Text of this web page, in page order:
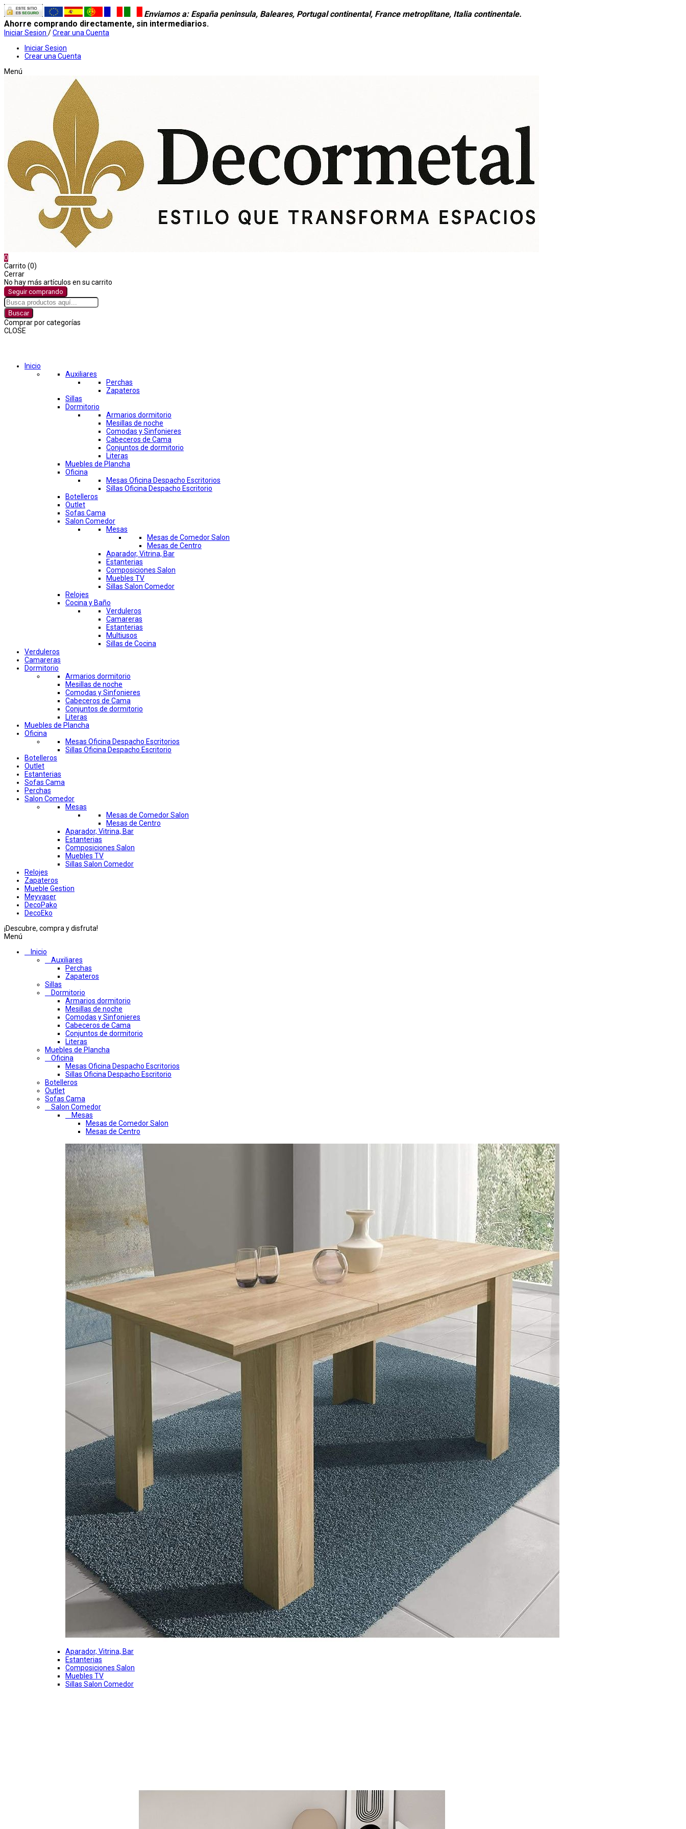
Enviamos a: España peninsula, Baleares, Portugal continental, France metroplitane, Italia continentale.
Ahorre comprando directamente, sin intermediarios.
Iniciar Sesion /Crear una Cuenta
Iniciar Sesion
Crear una Cuenta
Menú
0
Carrito (0)
Cerrar
No hay más artículos en su carrito
Seguir comprando
Buscar
Comprar por categorías
CLOSE
Inicio
Auxiliares
Perchas
Zapateros
Sillas
Dormitorio
Armarios dormitorio
Mesillas de noche
Comodas y Sinfonieres
Cabeceros de Cama
Conjuntos de dormitorio
Literas
Muebles de Plancha
Oficina
Mesas Oficina Despacho Escritorios
Sillas Oficina Despacho Escritorio
Botelleros
Outlet
Sofas Cama
Salon Comedor
Mesas
Mesas de Comedor Salon
Mesas de Centro
Aparador, Vitrina, Bar
Estanterias
Composiciones Salon
Muebles TV
Sillas Salon Comedor
Relojes
Cocina y Baño
Verduleros
Camareras
Estanterias
Multiusos
Sillas de Cocina
Verduleros
Camareras
Dormitorio
Armarios dormitorio
Mesillas de noche
Comodas y Sinfonieres
Cabeceros de Cama
Conjuntos de dormitorio
Literas
Muebles de Plancha
Oficina
Mesas Oficina Despacho Escritorios
Sillas Oficina Despacho Escritorio
Botelleros
Outlet
Estanterias
Sofas Cama
Perchas
Salon Comedor
Mesas
Mesas de Comedor Salon
Mesas de Centro
Aparador, Vitrina, Bar
Estanterias
Composiciones Salon
Muebles TV
Sillas Salon Comedor
Relojes
Zapateros
Mueble Gestion
Meyvaser
DecoPako
DecoEko
¡Descubre, compra y disfruta!
Menú
Inicio
Auxiliares
Perchas
Zapateros
Sillas
Dormitorio
Armarios dormitorio
Mesillas de noche
Comodas y Sinfonieres
Cabeceros de Cama
Conjuntos de dormitorio
Literas
Muebles de Plancha
Oficina
Mesas Oficina Despacho Escritorios
Sillas Oficina Despacho Escritorio
Botelleros
Outlet
Sofas Cama
Salon Comedor
Mesas
Mesas de Comedor Salon
Mesas de Centro
Aparador, Vitrina, Bar
Estanterias
Composiciones Salon
Muebles TV
Sillas Salon Comedor